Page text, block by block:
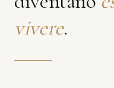
vivere.